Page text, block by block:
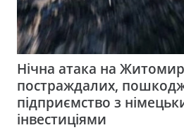
Нічна атака на
постраждалих,
підприємство з
інвестиціями